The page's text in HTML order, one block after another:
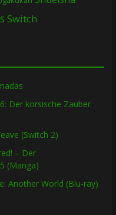
Switch
Der korsische Zauber
(Switch 2)
– Der
(Manga)
Another World (Blu-ray)